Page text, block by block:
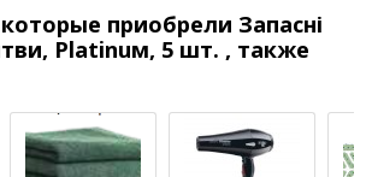
приобрели Запасні
Platinuм, 5 шт. , также